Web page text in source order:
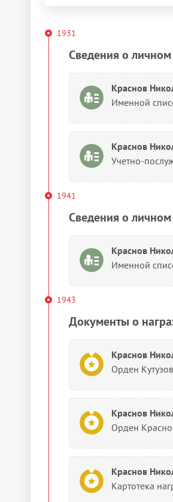
1931
Сведения о личном
Краснов
Именной
Краснов
Учетно-
1941
Сведения о личном
Краснов
Именной
1943
Документы о
Краснов
Орден
Краснов
Орден
Краснов
Картотека